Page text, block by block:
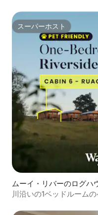
スーパーホスト
スーパーホスト
ムーイ・リバーのログハ
川沿いの1ベッドルーム